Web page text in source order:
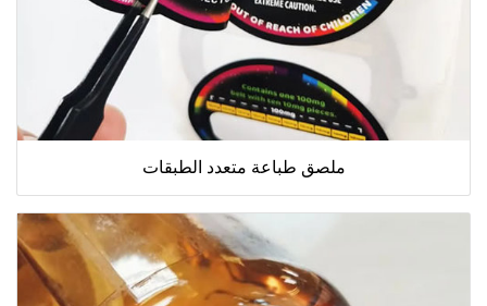
ملصق طباعة متعدد الطبقات